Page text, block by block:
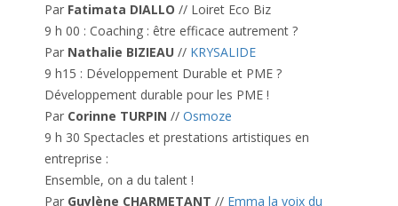
Par Fatimata DIALLO // Loiret Eco Biz
9 h 00 : Coaching : être efficace autrement ?
Par Nathalie BIZIEAU // KRYSALIDE
9 h15 : Développement Durable et PME ?
Développement durable pour les PME !
Par Corinne TURPIN // Osmoze
9 h 30 Spectacles et prestations artistiques en
entreprise :
Ensemble, on a du talent !
Par Guylène CHARMETANT // Emma la voix du